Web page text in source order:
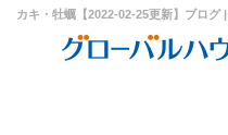
カキ・牡蠣【2022-02-25更新】ブログ